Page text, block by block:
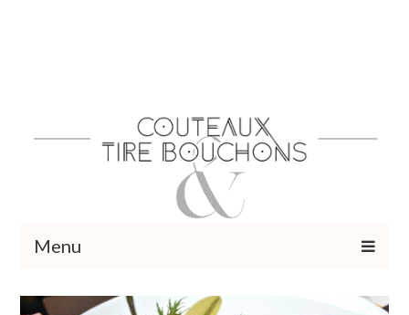
Menu
Recettes